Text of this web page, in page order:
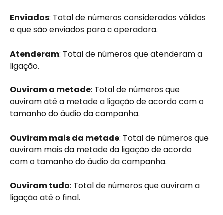
Enviados: Total de números considerados válidos
e que são enviados para a operadora.
Atenderam: Total de números que atenderam a
ligação.
Ouviram a metade: Total de números que
ouviram até a metade a ligação de acordo com o
tamanho do áudio da campanha.
Ouviram mais da metade: Total de números que
ouviram mais da metade da ligação de acordo
com o tamanho do áudio da campanha.
Ouviram tudo: Total de números que ouviram a
ligação até o final.